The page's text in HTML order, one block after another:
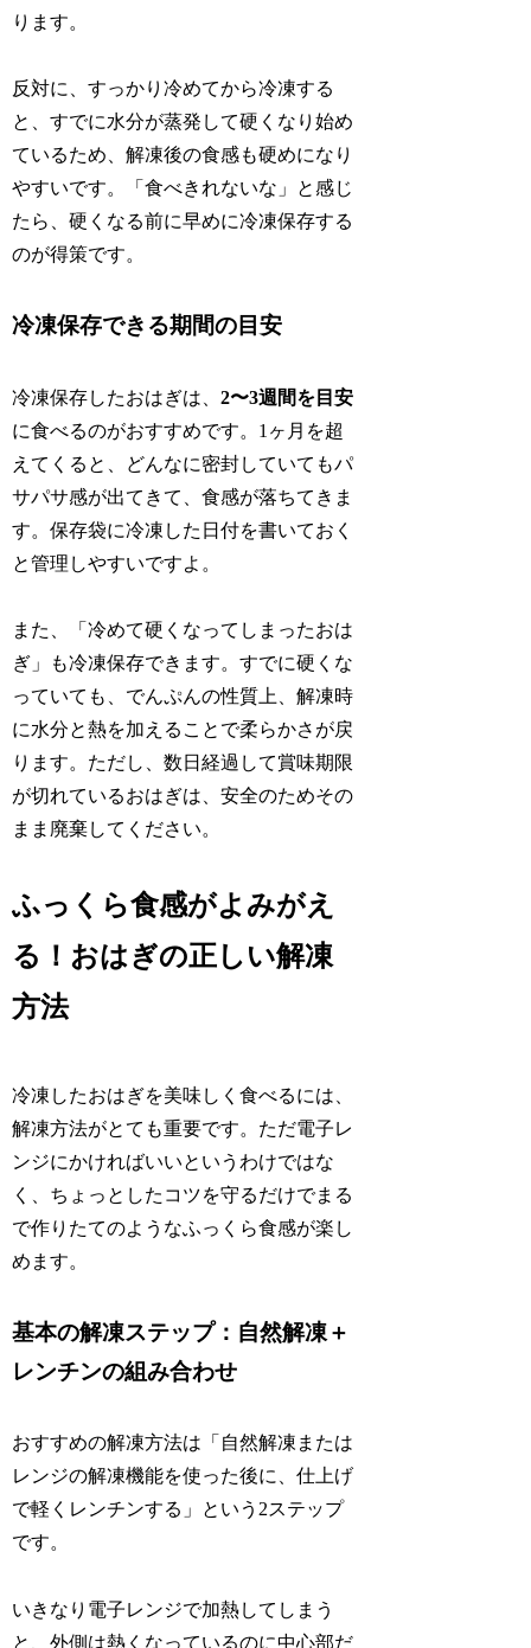
ります。
反対に、すっかり冷めてから冷凍する
と、すでに水分が蒸発して硬くなり始め
ているため、解凍後の食感も硬めになり
やすいです。「食べきれないな」と感じ
たら、硬くなる前に早めに冷凍保存する
のが得策です。
冷凍保存できる期間の目安
冷凍保存したおはぎは、2〜3週間を目安
に食べるのがおすすめです。1ヶ月を超
えてくると、どんなに密封していてもパ
サパサ感が出てきて、食感が落ちてきま
す。保存袋に冷凍した日付を書いておく
と管理しやすいですよ。
また、「冷めて硬くなってしまったおは
ぎ」も冷凍保存できます。すでに硬くな
っていても、でんぷんの性質上、解凍時
に水分と熱を加えることで柔らかさが戻
ります。ただし、数日経過して賞味期限
が切れているおはぎは、安全のためその
まま廃棄してください。
ふっくら食感がよみがえ
る！おはぎの正しい解凍
方法
冷凍したおはぎを美味しく食べるには、
解凍方法がとても重要です。ただ電子レ
ンジにかければいいというわけではな
く、ちょっとしたコツを守るだけでまる
で作りたてのようなふっくら食感が楽し
めます。
基本の解凍ステップ：自然解凍＋
レンチンの組み合わせ
おすすめの解凍方法は「自然解凍または
レンジの解凍機能を使った後に、仕上げ
で軽くレンチンする」という2ステップ
です。
いきなり電子レンジで加熱してしまう
と、外側は熱くなっているのに中心部だ